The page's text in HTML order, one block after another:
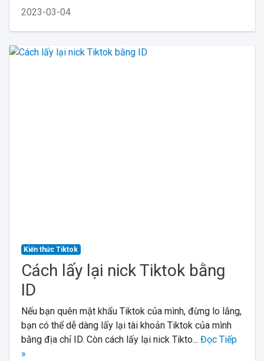
2023-03-04
Kiến thức Tiktok
Cách lấy lại nick Tiktok bằng
ID
Nếu bạn quên mật khẩu Tiktok của mình, đừng lo lắng,
bạn có thể dễ dàng lấy lại tài khoản Tiktok của mình
bằng địa chỉ ID. Còn cách lấy lại nick Tikto... Đọc Tiếp
»